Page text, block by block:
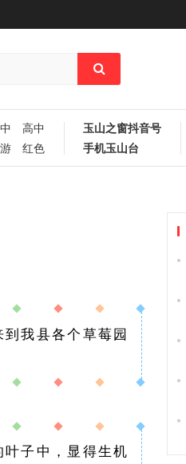
高中
红色
玉山之窗抖音号
手机玉山台
我县各个草莓园
子中，显得生机